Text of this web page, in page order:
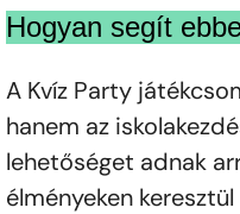
Hogyan segít
A Kvíz Party
hanem az
lehetőséget adnak
élményeken